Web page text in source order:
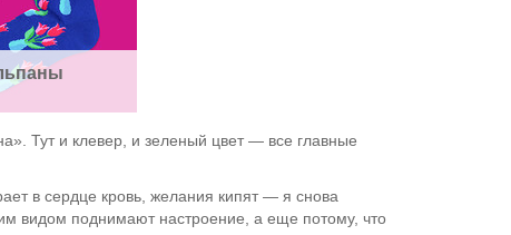
Тут и клевер, и зеленый цвет — все главные
в сердце кровь, желания кипят — я снова
видом поднимают настроение, а еще потому, что